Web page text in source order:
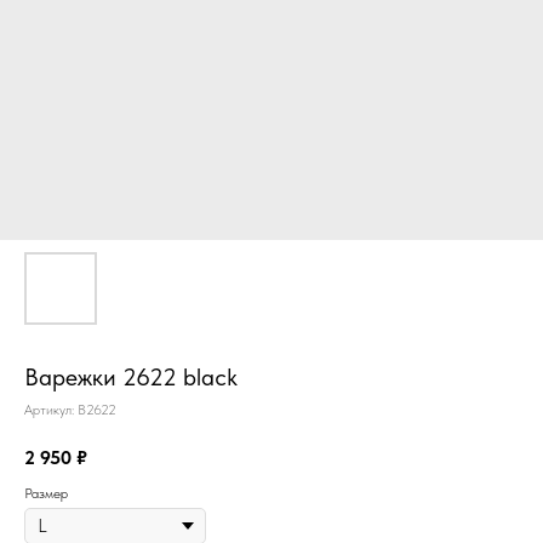
Варежки 2622 black
Артикул: В2622
2 950 ₽
Размер